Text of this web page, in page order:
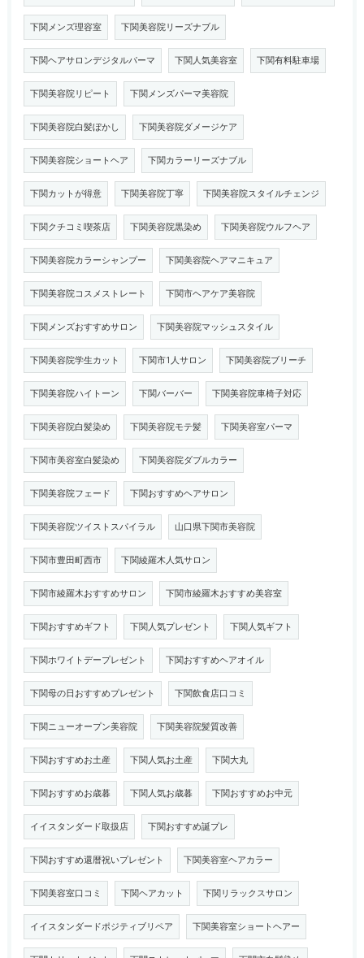
下関メンズ理容室 下関美容院リーズナブル
下関ヘアサロンデジタルパーマ 下関人気美容室 下関有料駐車場
下関美容院リピート 下関メンズパーマ美容院
下関美容院白髪ぼかし 下関美容院ダメージケア
下関美容院ショートヘア 下関カラーリーズナブル
下関カットが得意 下関美容院丁寧 下関美容院スタイルチェンジ
下関クチコミ喫茶店 下関美容院黒染め 下関美容院ウルフヘア
下関美容院カラーシャンプー 下関美容院ヘアマニキュア
下関美容院コスメストレート 下関市ヘアケア美容院
下関メンズおすすめサロン 下関美容院マッシュスタイル
下関美容院学生カット 下関市1人サロン 下関美容院ブリーチ
下関美容院ハイトーン 下関バーバー 下関美容院車椅子対応
下関美容院白髪染め 下関美容院モテ髪 下関美容室パーマ
下関市美容室白髪染め 下関美容院ダブルカラー
下関美容院フェード 下関おすすめヘアサロン
下関美容院ツイストスパイラル 山口県下関市美容院
下関市豊田町西市 下関綾羅木人気サロン
下関市綾羅木おすすめサロン 下関市綾羅木おすすめ美容室
下関おすすめギフト 下関人気プレゼント 下関人気ギフト
下関ホワイトデープレゼント 下関おすすめヘアオイル
下関母の日おすすめプレゼント 下関飲食店口コミ
下関ニューオープン美容院 下関美容院髪質改善
下関おすすめお土産 下関人気お土産 下関大丸
下関おすすめお歳暮 下関人気お歳暮 下関おすすめお中元
イイスタンダード取扱店 下関おすすめ誕プレ
下関おすすめ還暦祝いプレゼント 下関美容室ヘアカラー
下関美容室口コミ 下関ヘアカット 下関リラックスサロン
イイスタンダードポジティブリペア 下関美容室ショートヘアー